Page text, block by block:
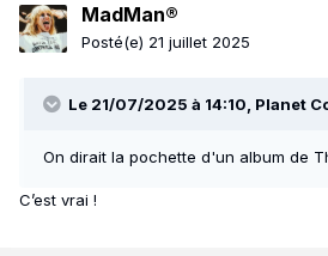
MadMan®
Posté(e) 21 juillet 2025
Le 21/07/2025 à 14:10, Planet
On dirait la pochette d'un album de
C’est vrai !